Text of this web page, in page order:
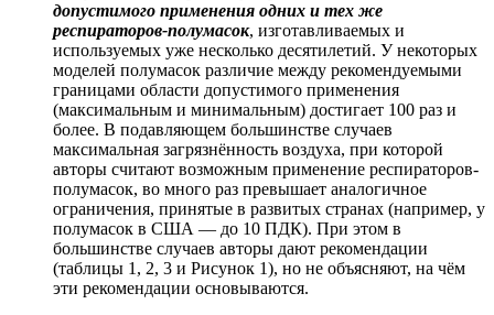
допустимого применения одних и тех же
респираторов-полумасок, изготавливаемых и
используемых уже несколько десятилетий. У некоторых
моделей полумасок различие между рекомендуемыми
границами области допустимого применения
(максимальным и минимальным) достигает 100 раз и
более. В подавляющем большинстве случаев
максимальная загрязнённость воздуха, при которой
авторы считают возможным применение респираторов-
полумасок, во много раз превышает аналогичное
ограничения, принятые в развитых странах (например, у
полумасок в США — до 10 ПДК). При этом в
большинстве случаев авторы дают рекомендации
(таблицы 1, 2, 3 и Рисунок 1), но не объясняют, на чём
эти рекомендации основываются.